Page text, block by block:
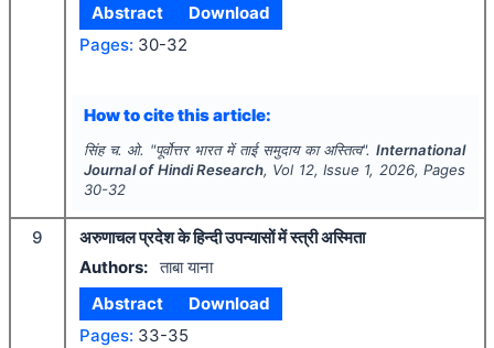
Abstract
Download
Pages: 30-32
How to cite this article:
सिंह च. ओ. "पूर्वोत्तर भारत में ताई समुदाय का अस्तित्व".International
Journal of Hindi Research, Vol 12, Issue 1, 2026, Pages
30-32
9
अरुणाचल प्रदेश के हिन्दी उपन्यासों में स्त्री अस्मिता
Authors: ताबा याना
Abstract
Download
Pages: 33-35